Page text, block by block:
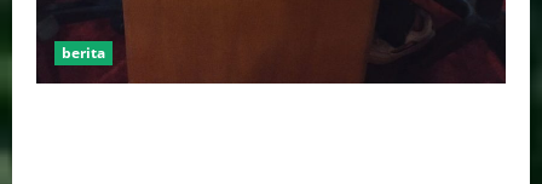
berita